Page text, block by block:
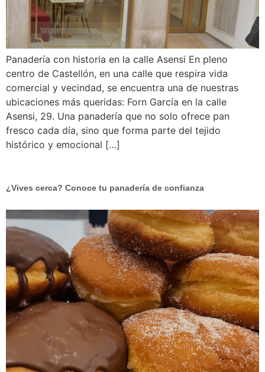
Panadería con historia en la calle Asensi En pleno
centro de Castellón, en una calle que respira vida
comercial y vecindad, se encuentra una de nuestras
ubicaciones más queridas: Forn García en la calle
Asensi, 29. Una panadería que no solo ofrece pan
fresco cada día, sino que forma parte del tejido
histórico y emocional […]
¿Vives cerca? Conoce tu panadería de confianza